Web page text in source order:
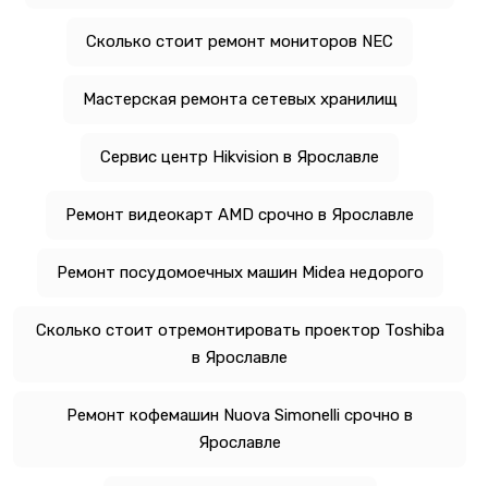
Сколько стоит ремонт мониторов NEC
Мастерская ремонта сетевых хранилищ
Сервис центр Hikvision в Ярославле
Ремонт видеокарт AMD срочно в Ярославле
Ремонт посудомоечных машин Midea недорого
Сколько стоит отремонтировать проектор Toshiba
в Ярославле
Ремонт кофемашин Nuova Simonelli срочно в
Ярославле